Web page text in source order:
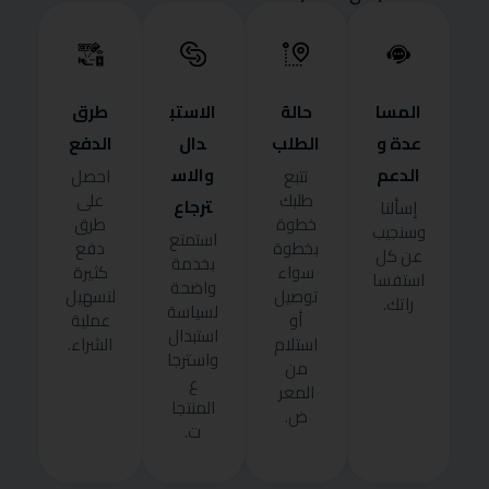
المسا
عدة و
الدعم
إسألنا
وسنجيب
عن كل
استفسا
راتك.
حالة
الطلب
تتبع
طلبك
خطوة
بخطوة
سواء
توصيل
أو
استلام
من
المعر
ض.
الاستب
دال
والاس
ترجاع
استمتع
بخدمة
واضحة
لسياسة
استبدال
واسترجا
ع
المنتجا
ت.
طرق
الدفع
احصل
على
طرق
دفع
كثيرة
لتسهيل
عملية
الشراء.